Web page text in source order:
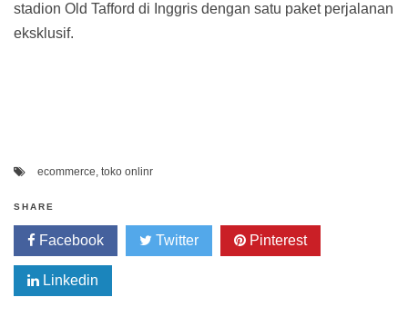
stadion Old Tafford di Inggris dengan satu paket perjalanan
eksklusif.
ecommerce, toko onlinr
SHARE
Facebook Twitter Pinterest
Linkedin